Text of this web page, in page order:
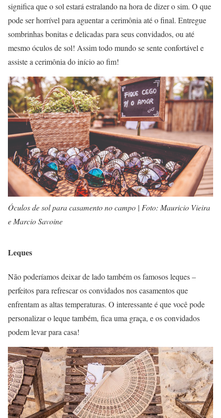
significa que o sol estará estralando na hora de dizer o sim. O que
pode ser horrível para aguentar a cerimônia até o final. Entregue
sombrinhas bonitas e delicadas para seus convidados, ou até
mesmo óculos de sol! Assim todo mundo se sente confortável e
assiste a cerimônia do início ao fim!
Óculos de sol para casamento no campo | Foto: Mauricio Vieira
e Marcio Savoine
Leques
Não poderíamos deixar de lado também os famosos leques –
perfeitos para refrescar os convidados nos casamentos que
enfrentam as altas temperaturas. O interessante é que você pode
personalizar o leque também, fica uma graça, e os convidados
podem levar para casa!